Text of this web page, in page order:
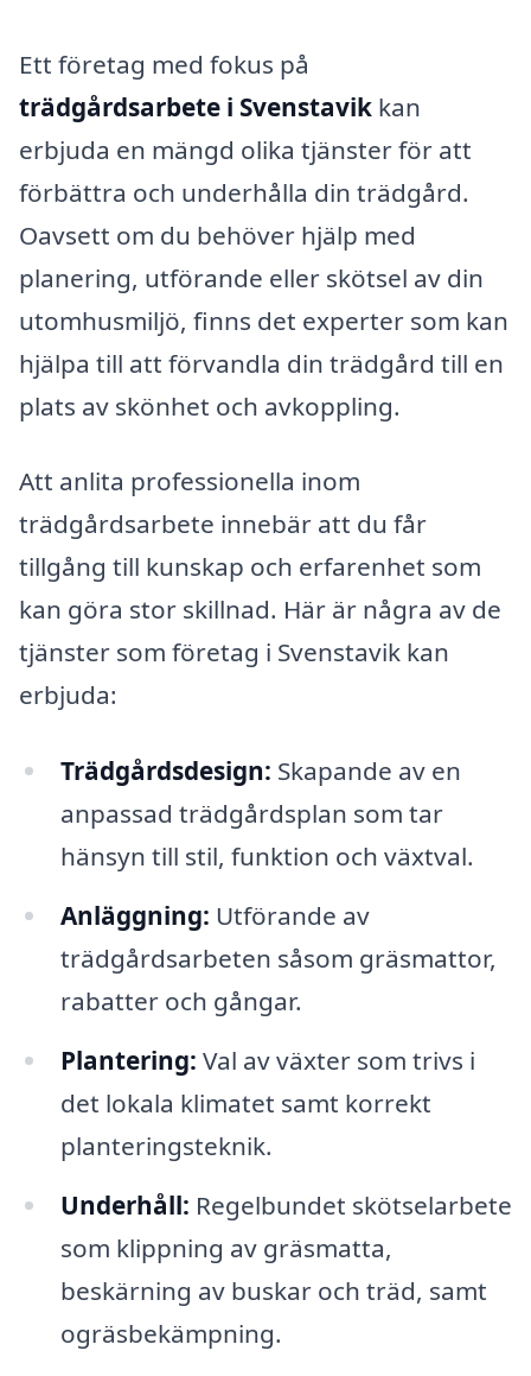
Ett företag med fokus på
trädgårdsarbete i Svenstavik kan
erbjuda en mängd olika tjänster för att
förbättra och underhålla din trädgård.
Oavsett om du behöver hjälp med
planering, utförande eller skötsel av din
utomhusmiljö, finns det experter som kan
hjälpa till att förvandla din trädgård till en
plats av skönhet och avkoppling.
Att anlita professionella inom
trädgårdsarbete innebär att du får
tillgång till kunskap och erfarenhet som
kan göra stor skillnad. Här är några av de
tjänster som företag i Svenstavik kan
erbjuda:
Trädgårdsdesign: Skapande av en
anpassad trädgårdsplan som tar
hänsyn till stil, funktion och växtval.
Anläggning: Utförande av
trädgårdsarbeten såsom gräsmattor,
rabatter och gångar.
Plantering: Val av växter som trivs i
det lokala klimatet samt korrekt
planteringsteknik.
Underhåll: Regelbundet skötselarbete
som klippning av gräsmatta,
beskärning av buskar och träd, samt
ogräsbekämpning.